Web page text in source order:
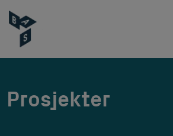
Prosjekter